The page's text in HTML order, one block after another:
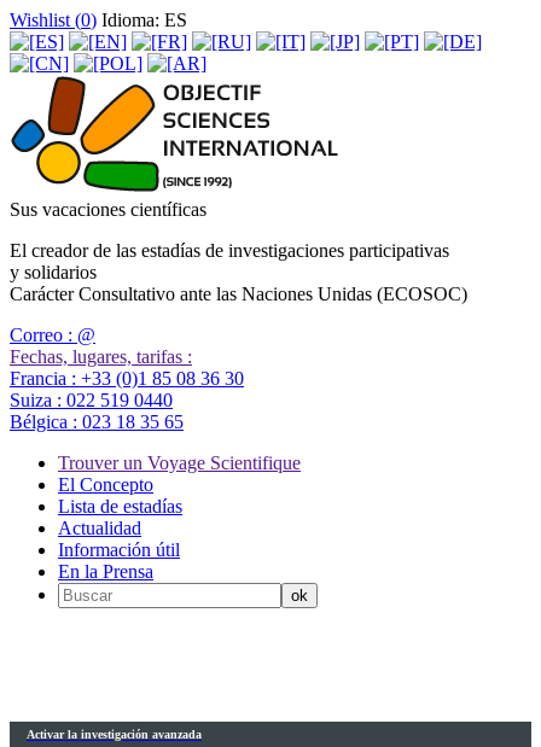
Wishlist (0) Idioma: ES
Sus vacaciones científicas
El creador de las estadías de investigaciones participativas
y solidarios
Carácter Consultativo ante las Naciones Unidas (ECOSOC)
Correo : @
Fechas, lugares, tarifas :
Francia : +33 (0)1 85 08 36 30
Suiza : 022 519 0440
Bélgica : 023 18 35 65
Trouver un Voyage Scientifique
El Concepto
Lista de estadías
Actualidad
Información útil
En la Prensa
Activar la investigación avanzada